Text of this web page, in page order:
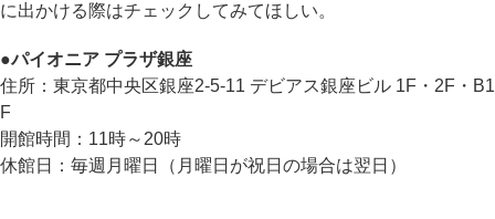
に出かける際はチェックしてみてほしい。
●パイオニア プラザ銀座
住所：東京都中央区銀座2-5-11 デビアス銀座ビル 1F・2F・B1
F
開館時間：11時～20時
休館日：毎週月曜日（月曜日が祝日の場合は翌日）